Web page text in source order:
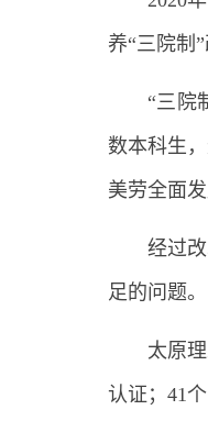
养“三院制
“三院
数本科生
美劳全面
经过
足的问题。
太原
认证；41